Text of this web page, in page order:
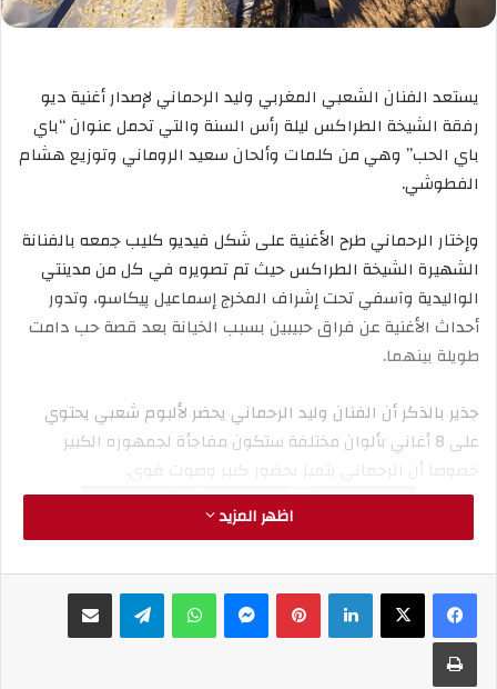
يستعد الفنان الشعبي المغربي وليد الرحماني لإصدار أغنية ديو
رفقة الشيخة الطراكس ليلة رأس السنة والتي تحمل عنوان “باي
باي الحب” وهي من كلمات وألحان سعيد الروماني وتوزيع هشام
الفطوشي.
وإختار الرحماني طرح الأغنية على شكل فيديو كليب جمعه بالفنانة
الشهيرة الشيخة الطراكس حيث تم تصويره في كل من مدينتي
الواليدية وآسفي تحت إشراف المخرج إسماعيل پيكاسو، وتدور
أحداث الأغنية عن فراق حبيبين بسبب الخيانة بعد قصة حب دامت
طويلة بينهما.
جذير بالذكر أن الفنان وليد الرحماني يحضر لألبوم شعبي يحتوي
على 8 أغاني بألوان مختلفة ستكون مفاجأة لجمهوره الكبير
خصوصا أن الرحماني يتميز بحضور كبير وصوت قوي.
اظهر المزيد
لينكدإن بينتيريست واتساب تيلقرام
طباعة